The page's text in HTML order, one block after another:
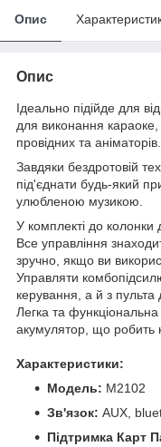
Опис
Опис
Ідеально підійде для
для виконання
провідних та аніматорів.
Завдяки бездротовій
під'єднати будь-який
улюбленою музикою.
У комплекті до колонки
Все управління
зручно, якщо ви
Управляти
керування, а й з пульта
Легка та
акумулятор, що робить
Характеристики:
Модель: M2102
Зв'язок: AUX,
Підтримка Карт